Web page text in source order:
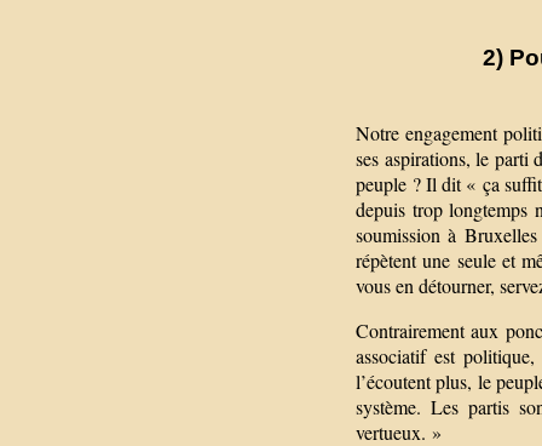
2)
Notre engagement
ses aspirations, le parti
peuple ? Il dit « ça
depuis trop
soumission à
répètent une seule et
vous en détourner,
Contrairement aux
associatif est
l’écoutent plus, le
système. Les partis
vertueux. »